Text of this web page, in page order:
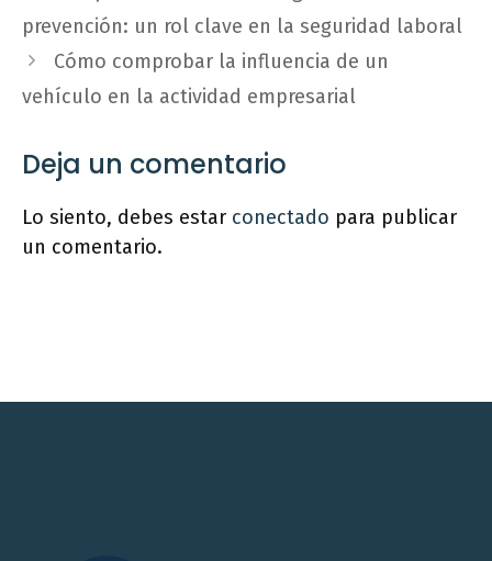
prevención: un rol clave en la seguridad laboral
Cómo comprobar la influencia de un
vehículo en la actividad empresarial
Deja un comentario
Lo siento, debes estar conectado para publicar
un comentario.